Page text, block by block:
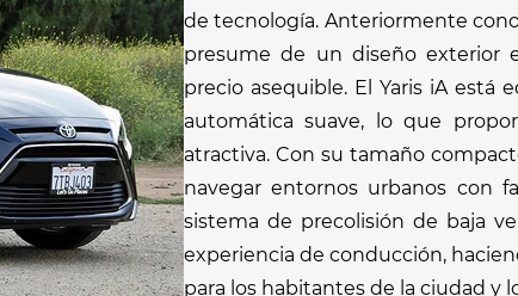
de tecnología. Anteriormente
presume de un diseño exterior
precio asequible. El Yaris iA
automática suave, lo que
atractiva. Con su tamaño
navegar entornos urbanos con
sistema de precolisión de baja
experiencia de conducción,
para los habitantes de la ciudad y